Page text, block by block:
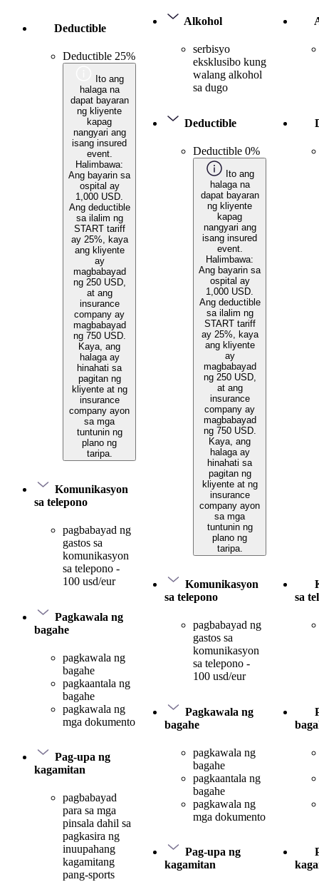
Deductible
Deductible 25%
Ito ang
halaga na
dapat bayaran
ng kliyente
kapag
nangyari ang
isang insured
event.
Halimbawa:
Ang bayarin sa
ospital ay
1,000 USD.
Ang deductible
sa ilalim ng
START tariff
ay 25%, kaya
ang kliyente
ay
magbabayad
ng 250 USD,
at ang
insurance
company ay
magbabayad
ng 750 USD.
Kaya, ang
halaga ay
hinahati sa
pagitan ng
kliyente at ng
insurance
company ayon
sa mga
tuntunin ng
plano ng
taripa.
Komunikasyon
sa telepono
pagbabayad ng
gastos sa
komunikasyon
sa telepono -
100 usd/eur
Pagkawala ng
bagahe
pagkawala ng
bagahe
pagkaantala ng
bagahe
pagkawala ng
mga dokumento
Pag-upa ng
kagamitan
pagbabayad
para sa mga
pinsala dahil sa
pagkasira ng
inuupahang
kagamitang
pang-sports
Alkohol
serbisyo
eksklusibo kung
walang alkohol
sa dugo
Deductible
Deductible 0%
Ito ang
halaga na
dapat bayaran
ng kliyente
kapag
nangyari ang
isang insured
event.
Halimbawa:
Ang bayarin sa
ospital ay
1,000 USD.
Ang deductible
sa ilalim ng
START tariff
ay 25%, kaya
ang kliyente
ay
magbabayad
ng 250 USD,
at ang
insurance
company ay
magbabayad
ng 750 USD.
Kaya, ang
halaga ay
hinahati sa
pagitan ng
kliyente at ng
insurance
company ayon
sa mga
tuntunin ng
plano ng
taripa.
Komunikasyon
sa telepono
pagbabayad ng
gastos sa
komunikasyon
sa telepono -
100 usd/eur
Pagkawala ng
bagahe
pagkawala ng
bagahe
pagkaantala ng
bagahe
pagkawala ng
mga dokumento
Pag-upa ng
kagamitan
sa